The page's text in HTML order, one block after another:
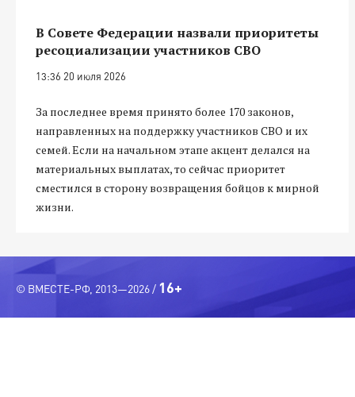
В Совете Федерации назвали приоритеты
ресоциализации участников СВО
13:36 20 июля 2026
За последнее время принято более 170 законов,
направленных на поддержку участников СВО и их
семей. Если на начальном этапе акцент делался на
материальных выплатах, то сейчас приоритет
сместился в сторону возвращения бойцов к мирной
жизни.
© ВМЕСТЕ-РФ, 2013—2026 / 16+